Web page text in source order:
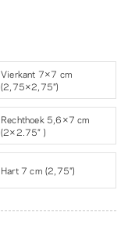
Vierkant 7×7 cm
(2,75×2,75″)
Rechthoek 5,6×7 cm
(2×2.75″ )
Hart 7 cm (2,75″)